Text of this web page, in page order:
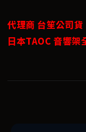
代理商 台笙公司貨
日本TAOC 音響架